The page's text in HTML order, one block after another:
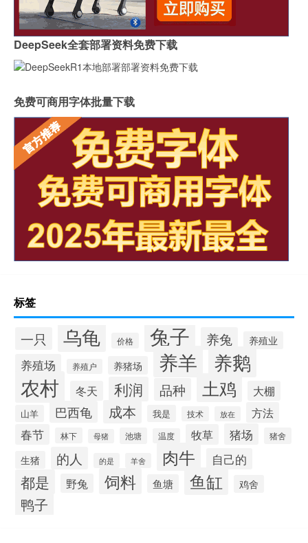
DeepSeek全套部署资料免费下载
免费可商用字体批量下载
标签
一只 乌龟 价格 兔子 养兔 养殖业
养殖场 养殖户 养猪场 养羊 养鹅
农村 冬天 利润 品种 土鸡 大棚
山羊 巴西龟 成本 我是 技术 放在
方法
春节
林下 母猪 池塘 温度 牧草 猪场 猪舍
生猪 的人 的是 羊舍 肉牛 自己的
都是 野兔 饲料 鱼塘 鱼缸 鸡舍
鸭子